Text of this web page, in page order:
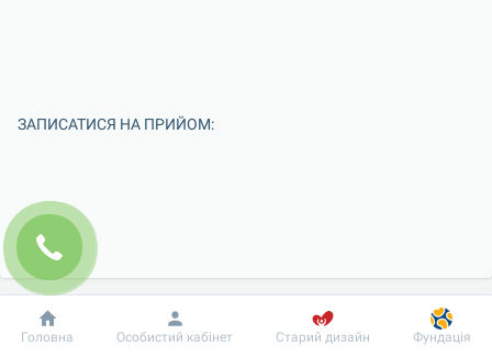
ЗАПИСАТИСЯ НА ПРИЙОМ:
Добробут Інформація Пацієнту
Головна Особистий кабінет Старий дизайн Фундація